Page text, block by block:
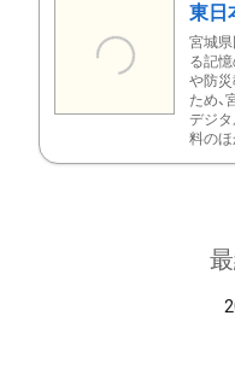
東日
宮城
る記憶
や防
ため、
デジタ
料のほ